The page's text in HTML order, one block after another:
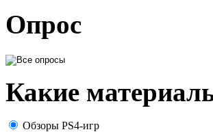
Опрос
Какие
Обзоры PS4-игр